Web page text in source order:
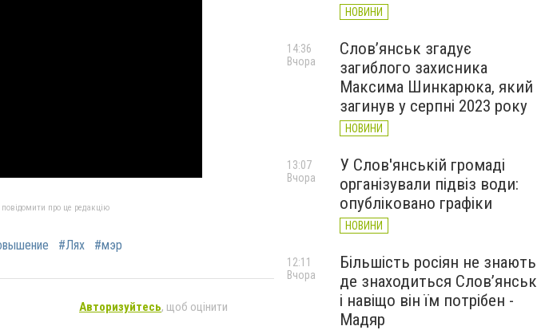
про це редакцію
#Лях #мэр
Авторизуйтесь, щоб оцінити
НОВИНИ
Слов’янськ згадує
загиблого захисника
Максима Шинкарюка, який
загинув у серпні 2023 року
НОВИНИ
14:36
Вчора
У Слов'янській громаді
організували підвіз води:
опубліковано графіки
НОВИНИ
13:07
Вчора
Більшість росіян не знають
де знаходиться Слов’янськ
і навіщо він їм потрібен -
Мадяр
12:11
Вчора